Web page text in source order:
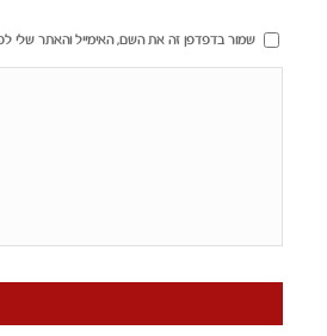
שמור בדפדפן זה את השם, האימייל והאתר שלי